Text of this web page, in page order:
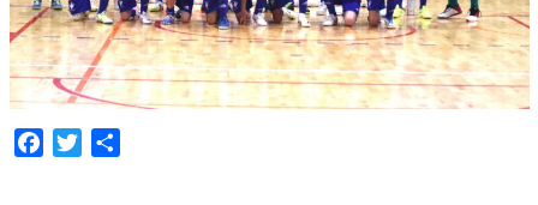
Facebook
Twitter